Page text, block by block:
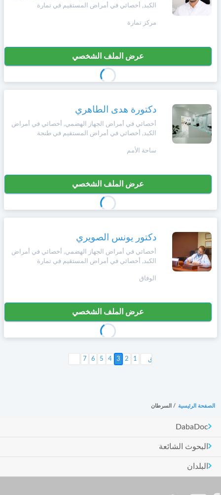
الكبد, أخصائي في أمراض المستقيم في تمارة
مركز تمارة
عرض الملف الشخصي
دكتورة هدى الطاهري
أخصائي في أمراض الجهاز الهضمي, أخصائي في أمراض
الكبد, أخصائي في أمراض المستقيم في طنجة
ساحة الأمم
عرض الملف الشخصي
دكتور يونس الصويري
أخصائي في أمراض الجهاز الهضمي, أخصائي في أمراض
الكبد, أخصائي في أمراض المستقيم في تمارة
الوفاق
عرض الملف الشخصي
1
2
3
4
5
6
7التالي >
الصفحة الرئيسية / السرطان
DabaDoc
البحوث الشائعة
البلدان